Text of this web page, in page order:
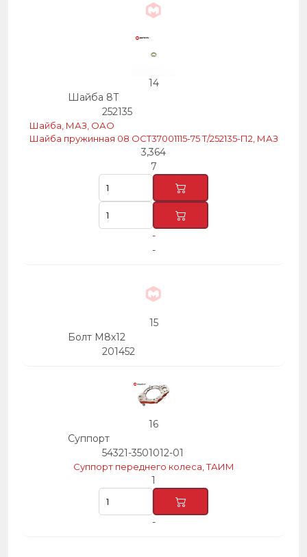
14
Шайба 8Т
252135
Шайба, МАЗ, ОАО
Шайба пружинная 08 ОСТ37001115-75 Т/252135-П2, МАЗ
3,364
7
-
-
15
Болт М8х12
201452
16
Суппорт
54321-3501012-01
Суппорт переднего колеса, ТАИМ
1
-